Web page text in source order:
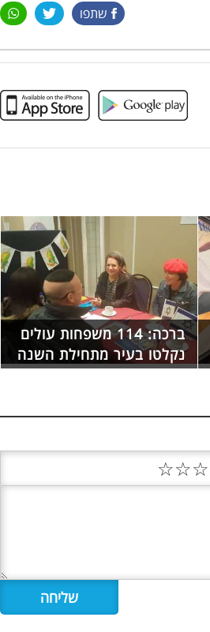
שתפו
ברכה: 114 משפחות עולים
נקלטו בעיר מתחילת השנה
☆
☆
☆